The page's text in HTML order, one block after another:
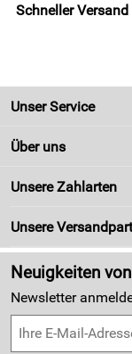
Schneller Versand
Unser Service
Kontakt
Zahlung und
Kundenlogin
Über uns
Unsere Bestseller
Neu
Made in Germany
5,0/5*****
Unsere Zahlarten
Unsere
Neuigkeiten
Newsletter